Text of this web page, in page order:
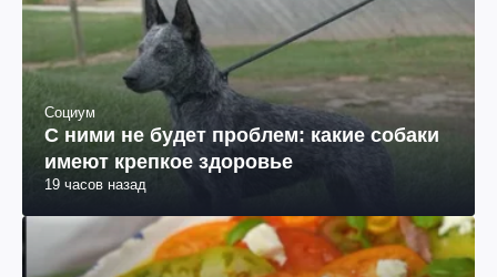
Социум
С ними не будет проблем: какие собаки
имеют крепкое здоровье
19 часов назад